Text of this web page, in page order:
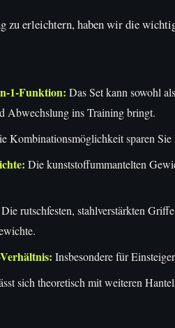
zu erleichtern, haben wir die
1-Funktion: Das Set kann sowohl
Abwechslung ins Training bringt.
Kombinationsmöglichkeit sparen
Die kunststoffummantelten
Die rutschfesten, stahlverstärkten
Insbesondere für
sich theoretisch mit weiteren